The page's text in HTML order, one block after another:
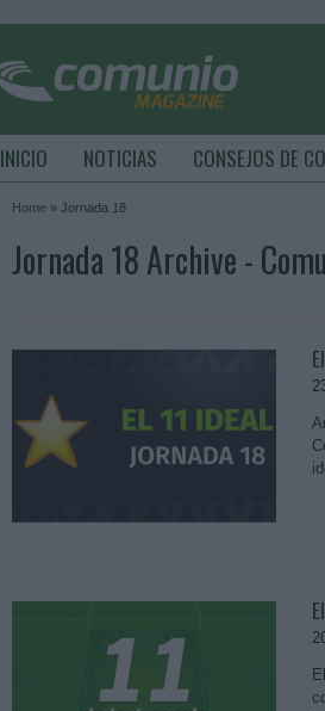
INICIO NOTICIAS CONSEJOS DE
Home » Jornada 18
Jornada 18 Archive -